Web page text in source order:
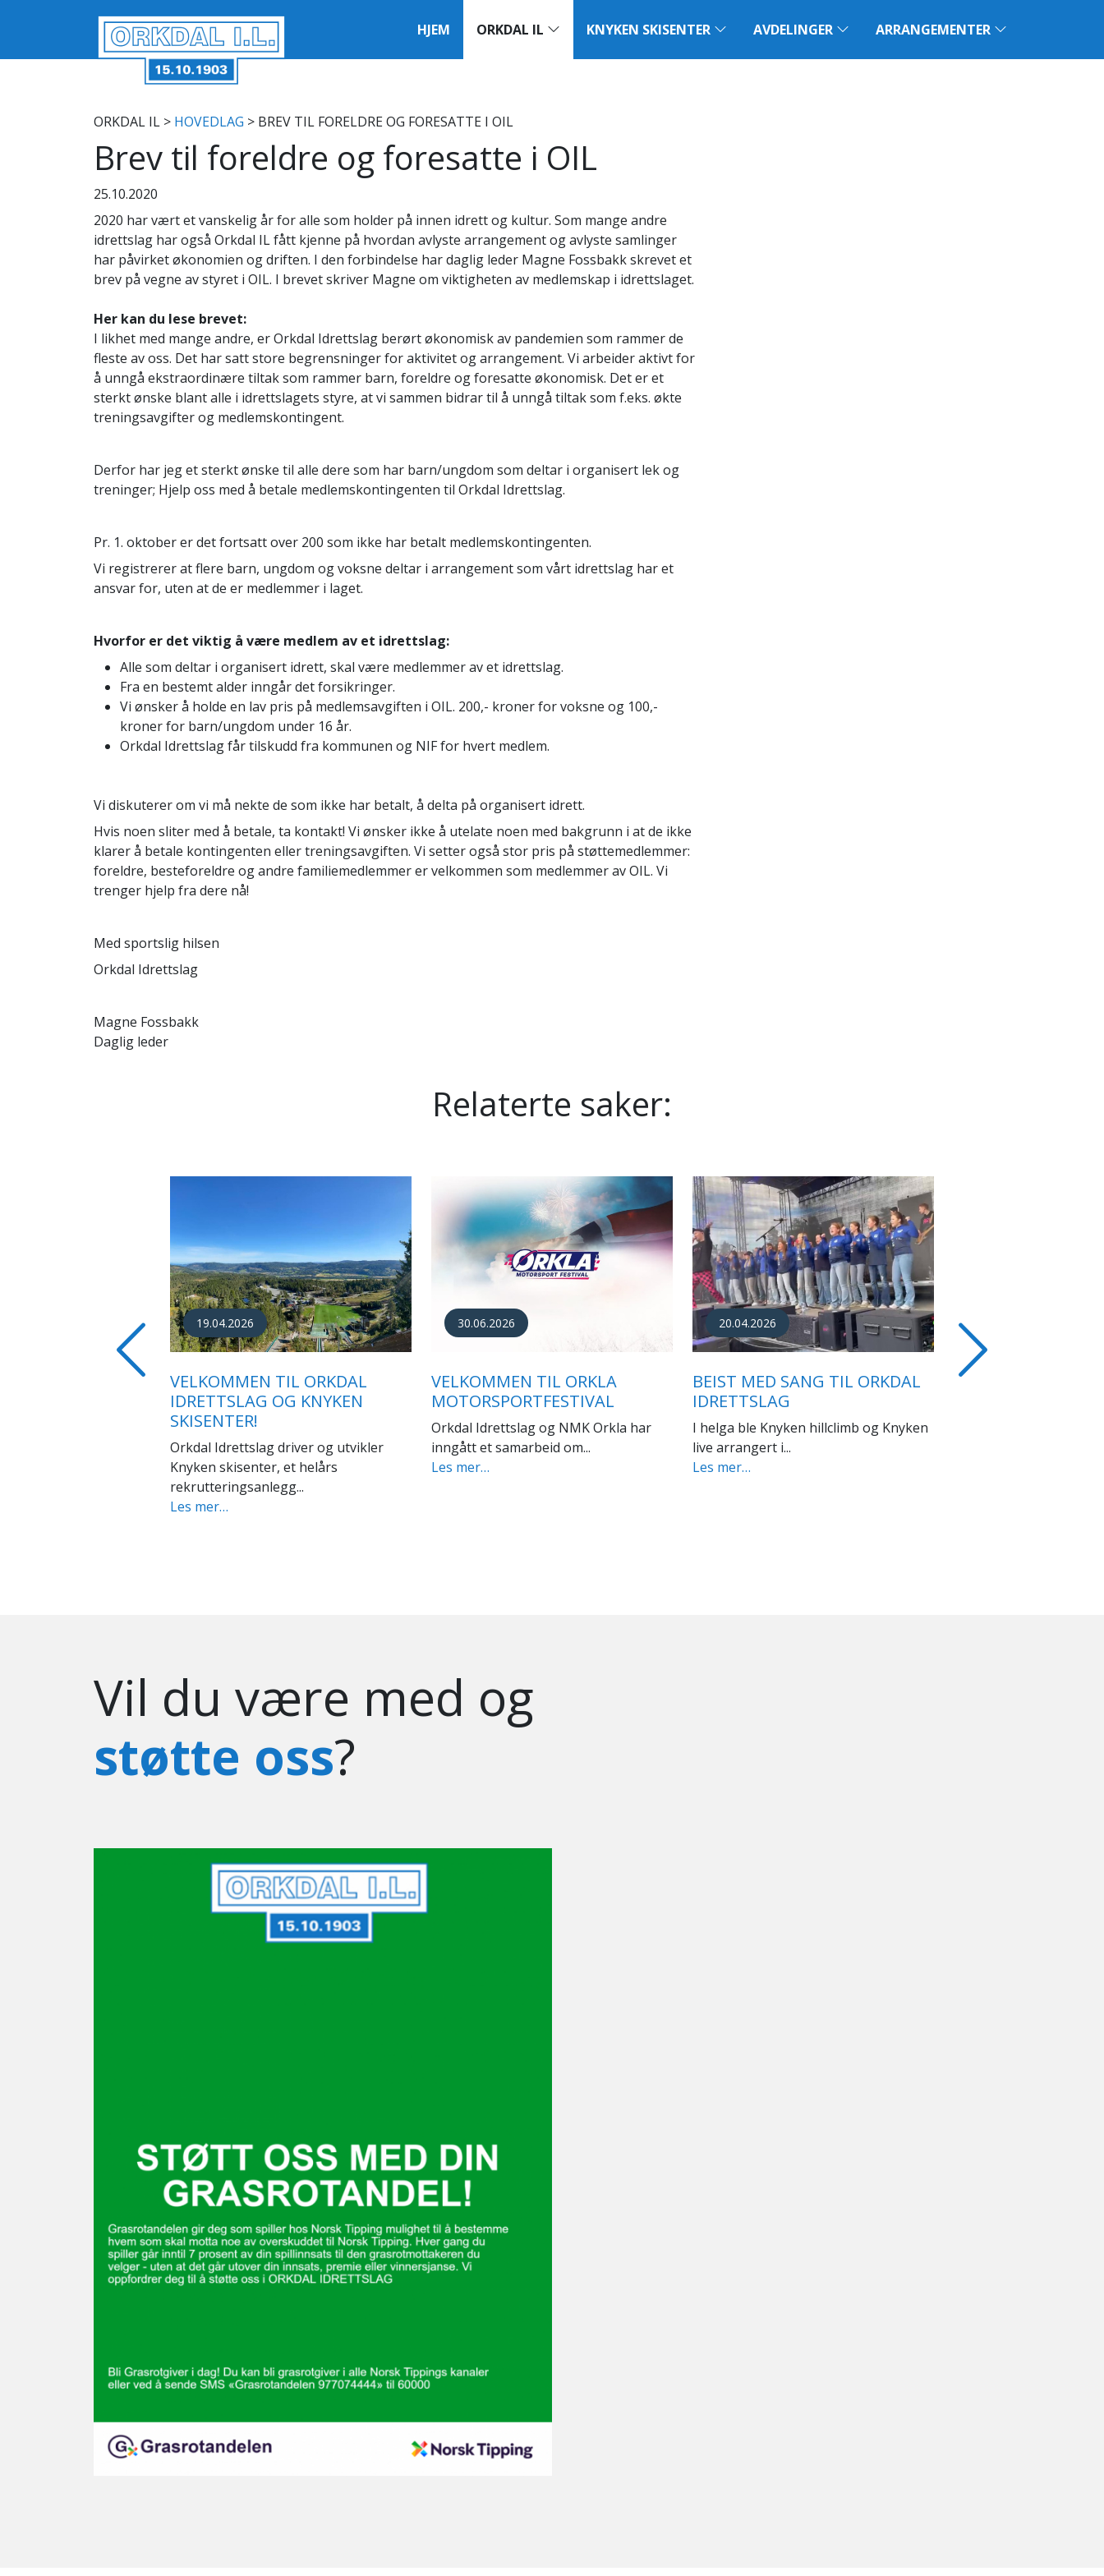
HJEM ORKDAL IL KNYKEN SKISENTER AVDELINGER ARRANGEMENTER
ORKDAL IL > HOVEDLAG > BREV TIL FORELDRE OG FORESATTE I OIL
Brev til foreldre og foresatte i OIL
25.10.2020
2020 har vært et vanskelig år for alle som holder på innen idrett og kultur. Som mange andre
idrettslag har også Orkdal IL fått kjenne på hvordan avlyste arrangement og avlyste samlinger
har påvirket økonomien og driften. I den forbindelse har daglig leder Magne Fossbakk skrevet et
brev på vegne av styret i OIL. I brevet skriver Magne om viktigheten av medlemskap i idrettslaget.
Her kan du lese brevet:
I likhet med mange andre, er Orkdal Idrettslag berørt økonomisk av pandemien som rammer de
fleste av oss. Det har satt store begrensninger for aktivitet og arrangement. Vi arbeider aktivt for
å unngå ekstraordinære tiltak som rammer barn, foreldre og foresatte økonomisk. Det er et
sterkt ønske blant alle i idrettslagets styre, at vi sammen bidrar til å unngå tiltak som f.eks. økte
treningsavgifter og medlemskontingent.
Derfor har jeg et sterkt ønske til alle dere som har barn/ungdom som deltar i organisert lek og
treninger; Hjelp oss med å betale medlemskontingenten til Orkdal Idrettslag.
Pr. 1. oktober er det fortsatt over 200 som ikke har betalt medlemskontingenten.
Vi registrerer at flere barn, ungdom og voksne deltar i arrangement som vårt idrettslag har et
ansvar for, uten at de er medlemmer i laget.
Hvorfor er det viktig å være medlem av et idrettslag:
Alle som deltar i organisert idrett, skal være medlemmer av et idrettslag.
Fra en bestemt alder inngår det forsikringer.
Vi ønsker å holde en lav pris på medlemsavgiften i OIL. 200,- kroner for voksne og 100,-
kroner for barn/ungdom under 16 år.
Orkdal Idrettslag får tilskudd fra kommunen og NIF for hvert medlem.
Vi diskuterer om vi må nekte de som ikke har betalt, å delta på organisert idrett.
Hvis noen sliter med å betale, ta kontakt! Vi ønsker ikke å utelate noen med bakgrunn i at de ikke
klarer å betale kontingenten eller treningsavgiften. Vi setter også stor pris på støttemedlemmer:
foreldre, besteforeldre og andre familiemedlemmer er velkommen som medlemmer av OIL. Vi
trenger hjelp fra dere nå!
Med sportslig hilsen
Orkdal Idrettslag
Magne Fossbakk
Daglig leder
Relaterte saker:
Previous
30.03.2026
SOLEM BLIR NY STYRELEDER I
ORKDAL IDRETTSLAG
Orkdal Idrettslag har gjennomført sitt
årsmøte i 2026.
Les mer…
22.03.2026
VELKOMMEN TIL ÅRSMØTE I
ORKDAL IDRETTSLAG
Orkdal Idrettslag ønsker velkommen til
årsmøte.
Les mer…
30.12.2025
GODT NYTT ÅR ALLE
IDRETTSVENNER!
Det ble kvit jul i Orkland i år, selv om...
Les mer…
støtte oss?